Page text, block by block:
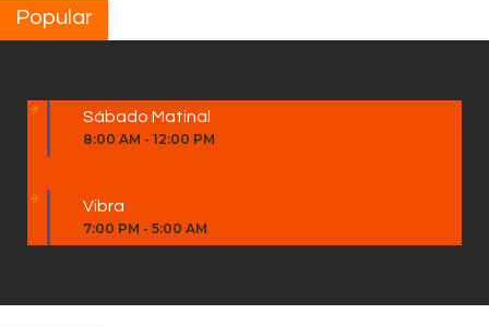
Popular
Sábado Matinal
8:00 AM - 12:00 PM
Vibra
7:00 PM - 5:00 AM